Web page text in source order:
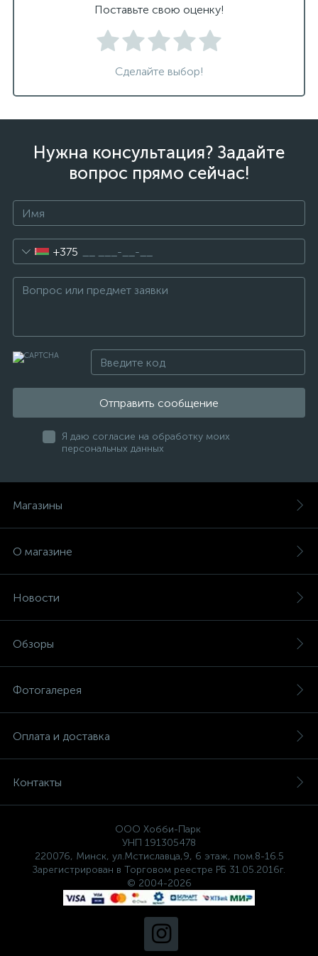
Поставьте свою оценку!
Сделайте выбор!
Нужна консультация? Задайте
вопрос прямо сейчас!
+375
Отправить сообщение
Я даю согласие на обработку моих
персональных данных
Магазины
О магазине
Новости
Обзоры
Фотогалерея
Оплата и доставка
Контакты
ООО Хобби-Парк
УНП 191305478
220076, Минск, ул.Мстиславца,9, 6 этаж, пом.8-16.5
Зарегистрирован в Торговом реестре РБ 31.05.2016г.
© 2004-2026